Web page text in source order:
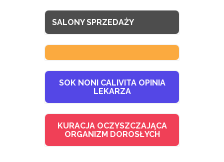
SALONY SPRZEDAŻY
SOK NONI CALIVITA OPINIA
LEKARZA
KURACJA OCZYSZCZAJĄCA
ORGANIZM DOROSŁYCH